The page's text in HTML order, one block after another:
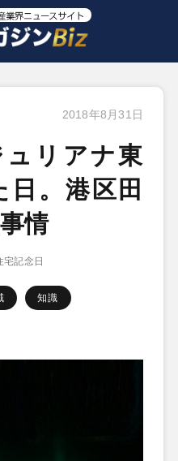
2018年8月31日
リアナ東
。港区田
情
記念日
知識